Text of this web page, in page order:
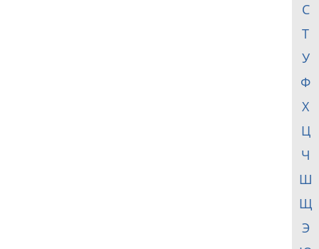
С
Т
У
Ф
Х
Ц
Ч
Ш
Щ
Э